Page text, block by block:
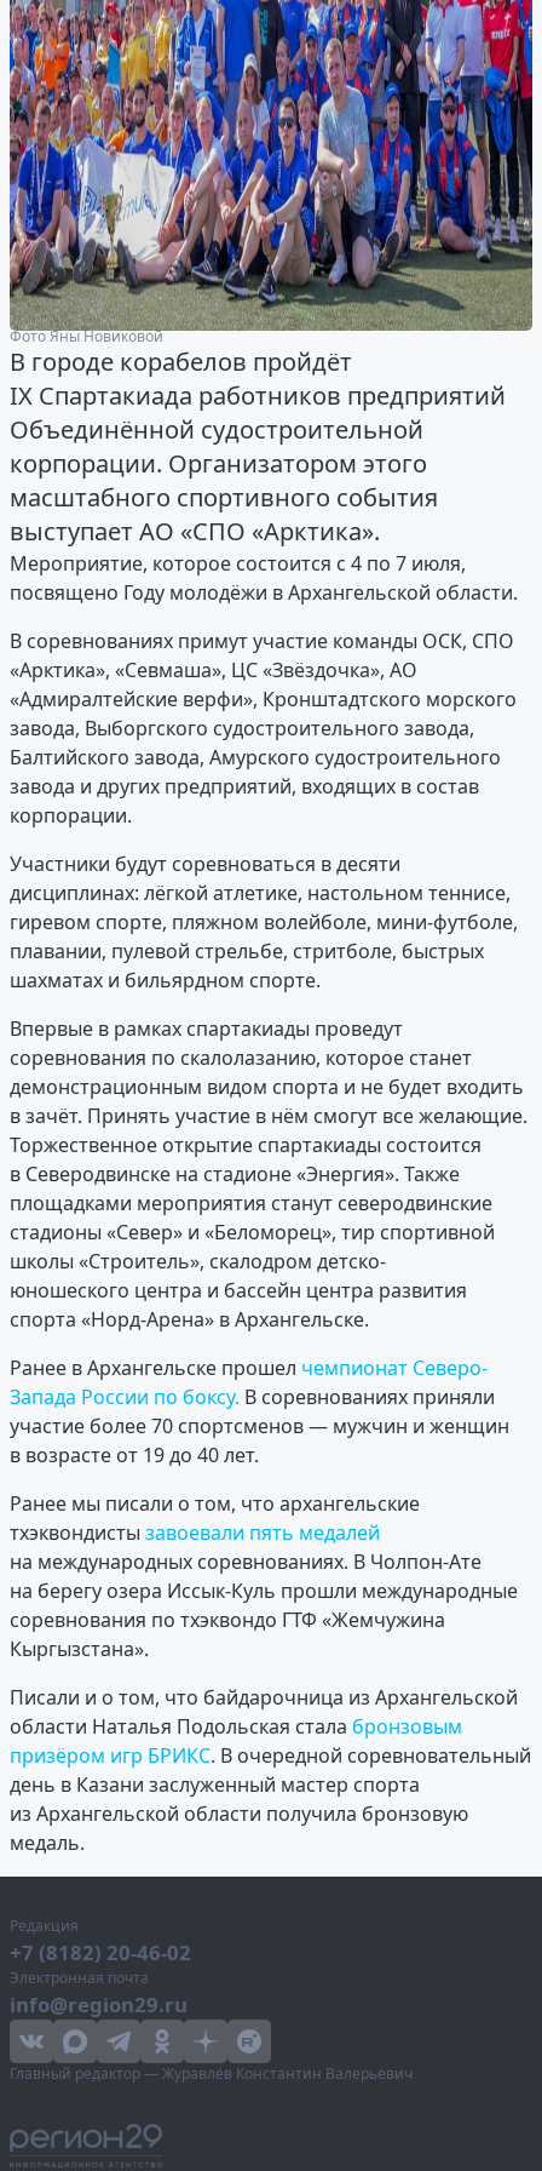
Фото Яны Новиковой
В городе корабелов пройдёт
IX Спартакиада работников предприятий
Объединённой судостроительной
корпорации. Организатором этого
масштабного спортивного события
выступает АО «СПО «Арктика».
Мероприятие, которое состоится с 4 по 7 июля,
посвящено Году молодёжи в Архангельской области.
В соревнованиях примут участие команды ОСК, СПО
«Арктика», «Севмаша», ЦС «Звёздочка», АО
«Адмиралтейские верфи», Кронштадтского морского
завода, Выборгского судостроительного завода,
Балтийского завода, Амурского судостроительного
завода и других предприятий, входящих в состав
корпорации.
Участники будут соревноваться в десяти
дисциплинах: лёгкой атлетике, настольном теннисе,
гиревом спорте, пляжном волейболе, мини-футболе,
плавании, пулевой стрельбе, стритболе, быстрых
шахматах и бильярдном спорте.
Впервые в рамках спартакиады проведут
соревнования по скалолазанию, которое станет
демонстрационным видом спорта и не будет входить
в зачёт. Принять участие в нём смогут все желающие.
Торжественное открытие спартакиады состоится
в Северодвинске на стадионе «Энергия». Также
площадками мероприятия станут северодвинские
стадионы «Север» и «Беломорец», тир спортивной
школы «Строитель», скалодром детско-
юношеского центра и бассейн центра развития
спорта «Норд-Арена» в Архангельске.
Ранее в Архангельске прошел чемпионат Северо-
Запада России по боксу. В соревнованиях приняли
участие более 70 спортсменов — мужчин и женщин
в возрасте от 19 до 40 лет.
Ранее мы писали о том, что архангельские
тхэквондисты завоевали пять медалей
на международных соревнованиях. В Чолпон-Ате
на берегу озера Иссык-Куль прошли международные
соревнования по тхэквондо ГТФ «Жемчужина
Кыргызстана».
Писали и о том, что байдарочница из Архангельской
области Наталья Подольская стала бронзовым
призёром игр БРИКС. В очередной соревновательный
день в Казани заслуженный мастер спорта
из Архангельской области получила бронзовую
медаль.
Редакция
+7 (8182) 20-46-02
Электронная почта
info@region29.ru
Главный редактор — Журавлёв Константин Валерьевич